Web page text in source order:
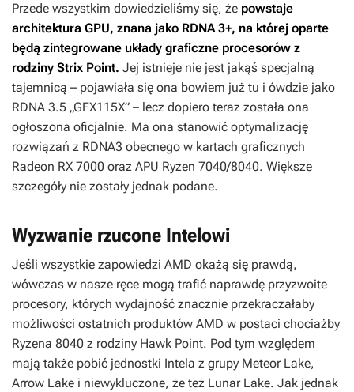
Przede wszystkim dowiedzieliśmy się, że powstaje
architektura GPU, znana jako RDNA 3+, na której oparte
będą zintegrowane układy graficzne procesorów z
rodziny Strix Point. Jej istnieje nie jest jakąś specjalną
tajemnicą – pojawiała się ona bowiem już tu i ówdzie jako
RDNA 3.5 „GFX115X” – lecz dopiero teraz została ona
ogłoszona oficjalnie. Ma ona stanowić optymalizację
rozwiązań z RDNA3 obecnego w kartach graficznych
Radeon RX 7000 oraz APU Ryzen 7040/8040. Większe
szczegóły nie zostały jednak podane.
Wyzwanie rzucone Intelowi
Jeśli wszystkie zapowiedzi AMD okażą się prawdą,
wówczas w nasze ręce mogą trafić naprawdę przyzwoite
procesory, których wydajność znacznie przekraczałaby
możliwości ostatnich produktów AMD w postaci chociażby
Ryzena 8040 z rodziny Hawk Point. Pod tym względem
mają także pobić jednostki Intela z grupy Meteor Lake,
Arrow Lake i niewykluczone, że też Lunar Lake. Jak jednak